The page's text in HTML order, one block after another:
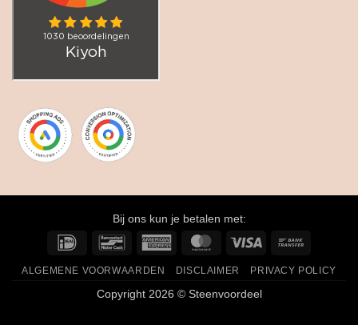
Bij ons kun je betalen met:
IDeal
BancontactAmerican
MasterCardVisa
ALGEMENE VOORWAARDEN DISCLAIMER PRIVACY POLICY
Copyright 2026 © Steenvoordeel